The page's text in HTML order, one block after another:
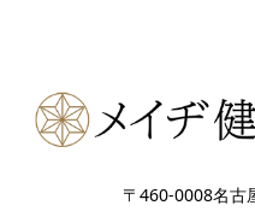
〒460-0008名古